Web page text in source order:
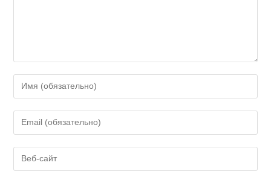
Введите
свое
имя
или
пользователя,
чтобы
Введите
свой
email-
адрес,
Введите
URL